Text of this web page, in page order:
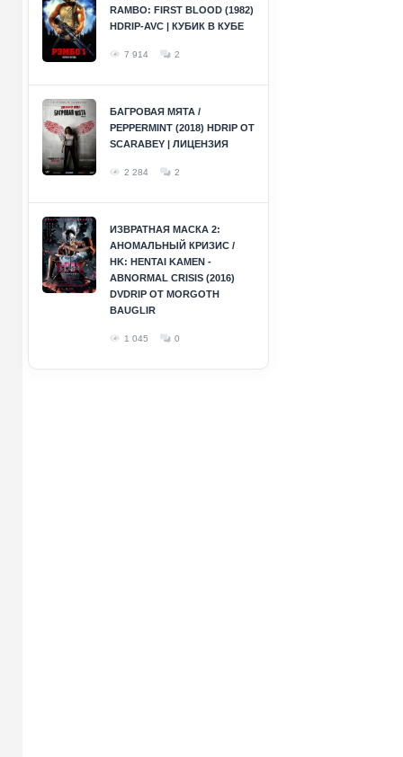
RAMBO: FIRST BLOOD (1982)
HDRIP-AVC | КУБИК В КУБЕ
7 914 2
БАГРОВАЯ МЯТА /
PEPPERMINT (2018) HDRIP ОТ
SCARABEY | ЛИЦЕНЗИЯ
2 284 2
ИЗВРАТНАЯ МАСКА 2:
АНОМАЛЬНЫЙ КРИЗИС /
HK: HENTAI KAMEN -
ABNORMAL CRISIS (2016)
DVDRIP ОТ MORGOTH
BAUGLIR
1 045 0